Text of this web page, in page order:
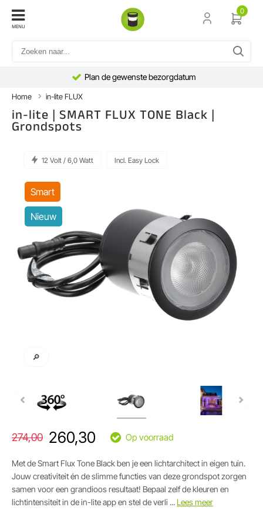
MENU
0
Plan de gewenste bezorgdatum
Home in-lite FLUX
in-lite | SMART FLUX TONE Black |
Grondspots
12 Volt / 6,0 Watt Incl. Easy Lock
Smart
Nieuw
🔎
274,00 260,30 Op voorraad
Met de Smart Flux Tone Black ben je een lichtarchitect in eigen tuin.
Jouw creativiteit én de slimme functies van deze grondspot zorgen
samen voor een grandioos resultaat! Bepaal zelf de kleuren en
lichtintensiteit in de in-lite app en stel de verli ... Lees meer